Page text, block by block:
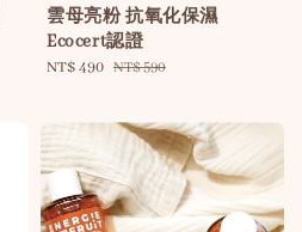
雲母亮粉 抗氧化保濕
Ecocert認證
Sale
NT$ 490 Regular
NT$ 590